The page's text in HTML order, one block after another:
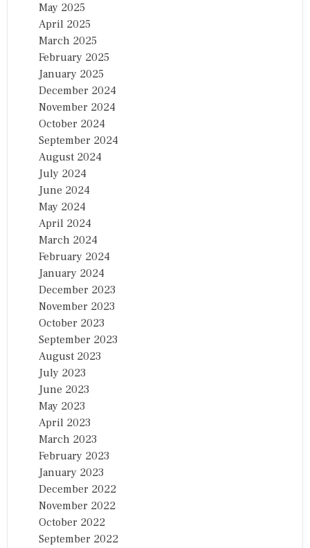
May 2025
April 2025
March 2025
February 2025
January 2025
December 2024
November 2024
October 2024
September 2024
August 2024
July 2024
June 2024
May 2024
April 2024
March 2024
February 2024
January 2024
December 2023
November 2023
October 2023
September 2023
August 2023
July 2023
June 2023
May 2023
April 2023
March 2023
February 2023
January 2023
December 2022
November 2022
October 2022
September 2022